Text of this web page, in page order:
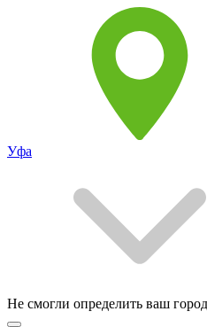
Уфа
Не смогли определить ваш